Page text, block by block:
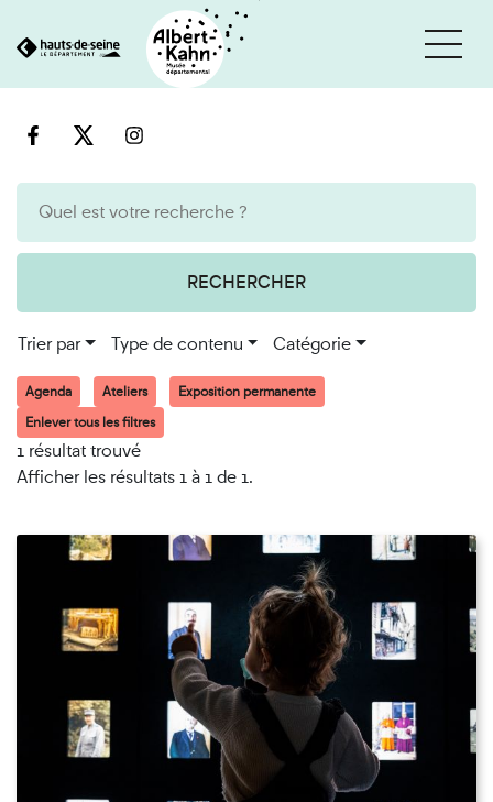
au
RECHERCHER
Trier par Type de contenu Catégorie
Agenda Ateliers
Exposition permanente
Enlever tous les filtres
1 résultat trouvé
Afficher les résultats 1 à 1 de 1.
Cookies et traceurs utilisés sur ce site